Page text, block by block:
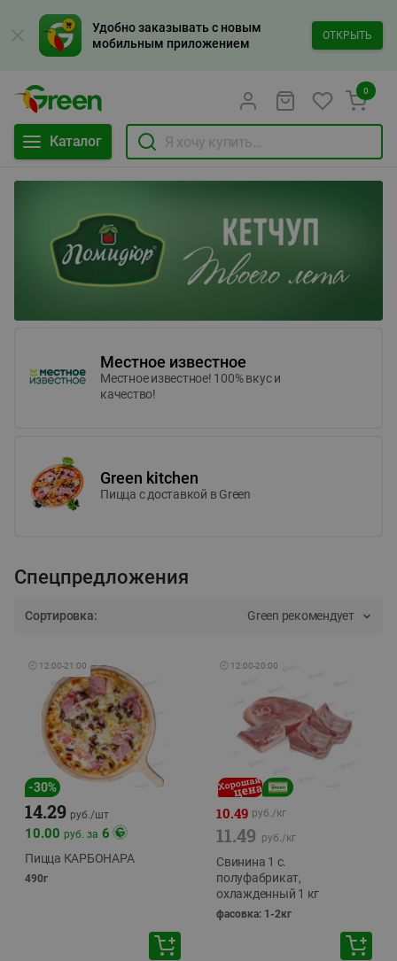
Удобно заказывать с новым
мобильным приложением
ОТКРЫТЬ
Каталог
0
Местное известное
Местное известное! 100% вкус и
качество!
Green kitchen
Пицца c доставкой в Green
Спецпредложения
Сортировка: Green рекомендует
🕘 12:00-21:00
-30%
14.29 руб./шт
10.00 руб. за 6
Пицца КАРБОНАРА
490г
🕘 12:00-20:00
10.49 руб./кг
11.49 руб./кг
Свинина 1 с.
полуфабрикат,
охлажденный 1 кг
фасовка: 1-2кг